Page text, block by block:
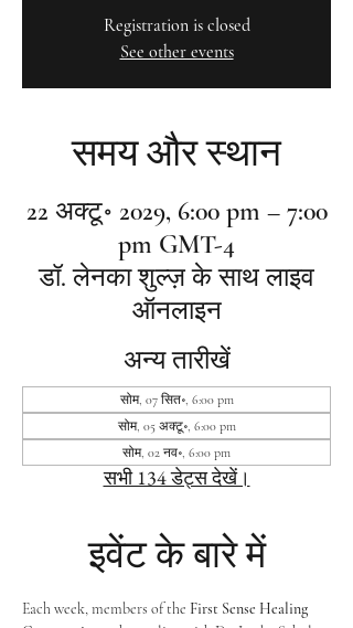
Registration is closed
See other events
समय और स्थान
22 अक्टू॰ 2029, 6:00 pm – 7:00
pm GMT-4
डॉ. लेनका शुल्ज़ के साथ लाइव
ऑनलाइन
अन्य तारीखें
सोम, 07 सित॰, 6:00 pm
सोम, 05 अक्टू॰, 6:00 pm
सोम, 02 नव॰, 6:00 pm
सभी 134 डेट्स देखें।
इवेंट के बारे में
Each week, members of the First Sense Healing